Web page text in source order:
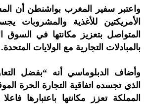
واعتبر سفير المغرب بواشنطن أن
الأمريكتين للأغذية والمشروبات
المتواصل بتعزيز مكانتها في السوق
بالمبادلات التجارية مع الولايات المتحدة.
وأضاف الدبلوماسي أنه “بفضل
المملكة تعزز مكانتها باعتبارها